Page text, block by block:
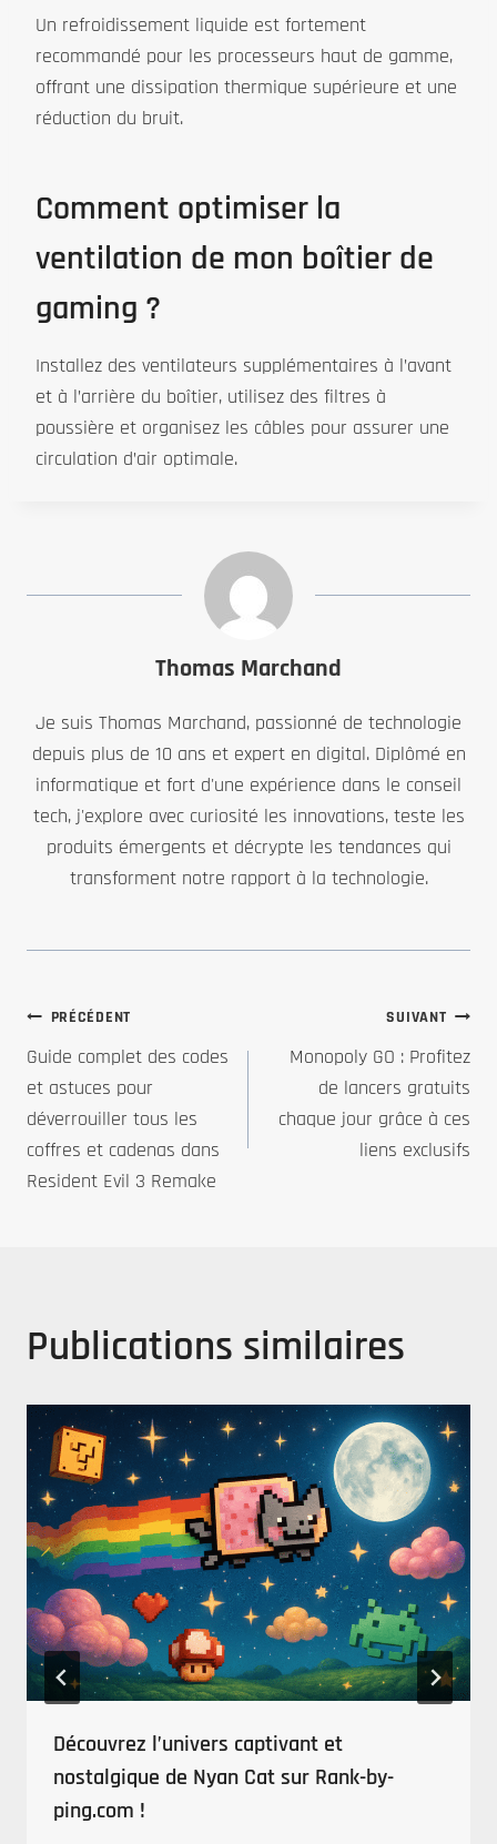
Un refroidissement liquide est fortement
recommandé pour les processeurs haut de gamme,
offrant une dissipation thermique supérieure et une
réduction du bruit.
Comment optimiser la
ventilation de mon boîtier de
gaming ?
Installez des ventilateurs supplémentaires à l’avant
et à l’arrière du boîtier, utilisez des filtres à
poussière et organisez les câbles pour assurer une
circulation d’air optimale.
Thomas Marchand
Je suis Thomas Marchand, passionné de technologie
depuis plus de 10 ans et expert en digital. Diplômé en
informatique et fort d'une expérience dans le conseil
tech, j'explore avec curiosité les innovations, teste les
produits émergents et décrypte les tendances qui
transforment notre rapport à la technologie.
Navigation
de
l’article
PRÉCÉDENT
Guide complet des codes
et astuces pour
déverrouiller tous les
coffres et cadenas dans
Resident Evil 3 Remake
SUIVANT
Monopoly GO : Profitez
de lancers gratuits
chaque jour grâce à ces
liens exclusifs
Publications similaires
Découvrez l’univers captivant et
nostalgique de Nyan Cat sur Rank-by-
ping.com !